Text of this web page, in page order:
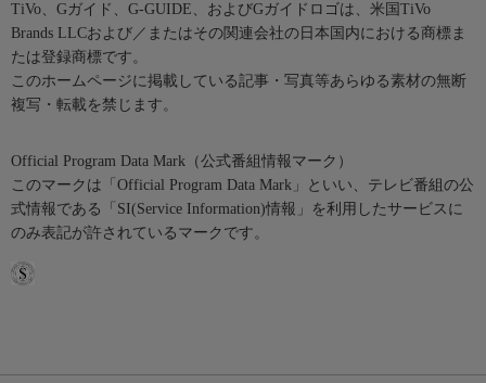
TiVo、Gガイド、G-GUIDE、およびGガイドロゴは、米国TiVo
Brands LLCおよび／またはその関連会社の日本国内における商標ま
たは登録商標です。
このホームページに掲載している記事・写真等あらゆる素材の無断
複写・転載を禁じます。
Official Program Data Mark（公式番組情報マーク）
このマークは「Official Program Data Mark」といい、テレビ番組の公
式情報である「SI(Service Information)情報」を利用したサービスに
のみ表記が許されているマークです。